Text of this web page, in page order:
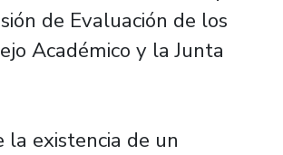
de Evaluación de los
Académico y la Junta
la existencia de un